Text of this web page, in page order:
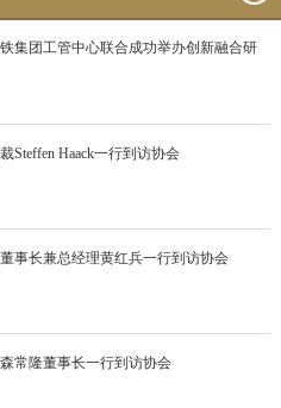
集团工管中心联合成功举办创新融合研
Steffen Haack一行到访协会
事长兼总经理黄红兵一行到访协会
常隆董事长一行到访协会